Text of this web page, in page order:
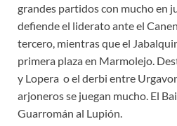
grandes partidos con mucho en
defiende el liderato ante el
tercero, mientras que el
primera plaza en Marmolejo.
y Lopera o el derbi entre
arjoneros se juegan mucho. El
Guarromán al Lupión.